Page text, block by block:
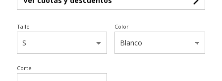
Talle Color
Corte